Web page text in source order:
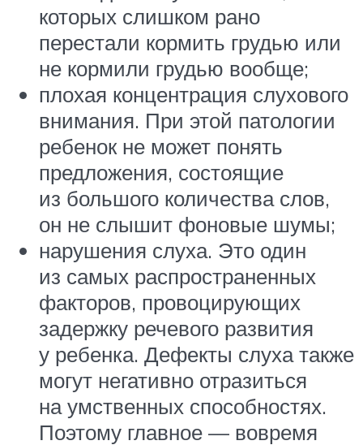
которых слишком рано
перестали кормить грудью или
не кормили грудью вообще;
плохая концентрация слухового
внимания. При этой патологии
ребенок не может понять
предложения, состоящие
из большого количества слов,
он не слышит фоновые шумы;
нарушения слуха. Это один
из самых распространенных
факторов, провоцирующих
задержку речевого развития
у ребенка. Дефекты слуха также
могут негативно отразиться
на умственных способностях.
Поэтому главное — вовремя